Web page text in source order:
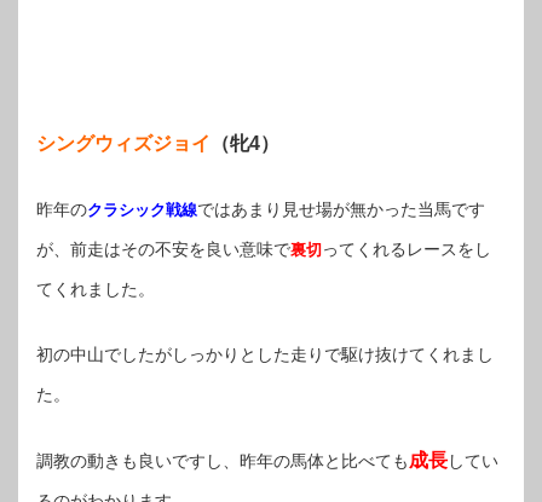
シングウィズジョイ （牝4）
昨年のクラシック戦線ではあまり見せ場が無かった当馬です
が、前走はその不安を良い意味で裏切 ってくれるレースをし
てくれました。
初の中山でしたがしっかりとした走りで駆け抜けてくれまし
た。
調教の動きも良いですし、昨年の馬体と比べても成長してい